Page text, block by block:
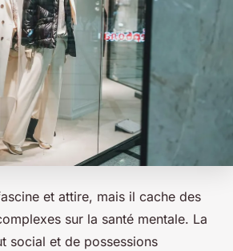
et attire, mais il cache des
sur la santé mentale. La
social et de possessions